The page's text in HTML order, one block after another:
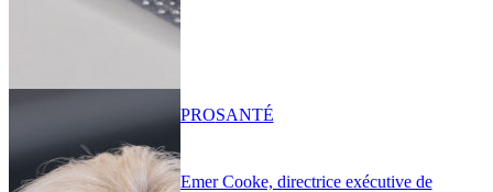
Emer Cooke, directrice exécutive de
PROSANTÉ